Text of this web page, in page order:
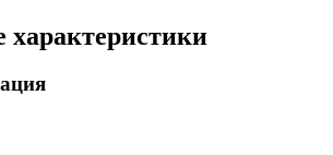
характеристики